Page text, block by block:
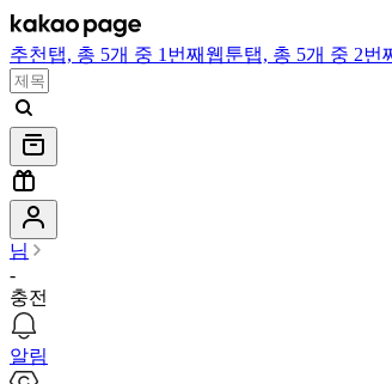
추천 탭, 총 5개 중 1번째 웹툰탭, 총 5개 중 2번
님
-
충전
알림